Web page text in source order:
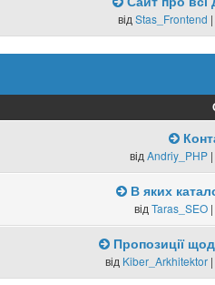
відStas_Frontend
відAndriy_PHP
В яких
відTaras_SEO
Пропозиції
від Kiber_Arkhitektor